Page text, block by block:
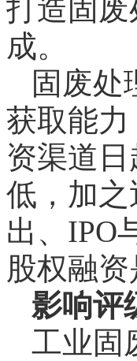
打造固
成。
固废处
获取能
资渠道
低，加
出、IPO
股权融
影响评
工业固